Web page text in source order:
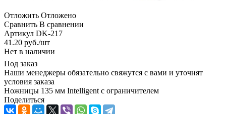
Отложить Отложено
Сравнить В сравнении
Артикул DK-217
41.20 руб./шт
Нет в наличии
Под заказ
Наши менеджеры обязательно свяжутся с вами и уточнят
условия заказа
Ножницы 135 мм Intelligent с ограничителем
Поделиться